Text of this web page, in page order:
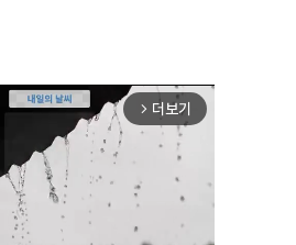
arrow_forward_ios 더보기